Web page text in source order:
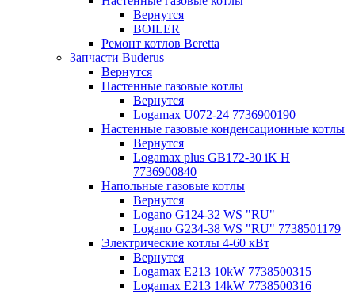
Вернутся
BOILER
Ремонт котлов Beretta
Запчасти Buderus
Вернутся
Настенные газовые котлы
Вернутся
Logamax U072-24 7736900190
Настенные газовые конденсационные котлы
Вернутся
Logamax plus GB172-30 iK H
7736900840
Напольные газовые котлы
Вернутся
Logano G124-32 WS "RU"
Logano G234-38 WS "RU" 7738501179
Электрические котлы 4-60 кВт
Вернутся
Logamax E213 10kW 7738500315
Logamax E213 14kW 7738500316